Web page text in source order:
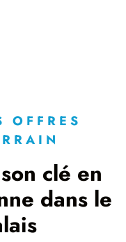
OFFRES
clé en
dans le